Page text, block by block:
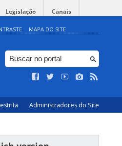
Legislação Canais
MAPA DO SITE
Administradores do Site